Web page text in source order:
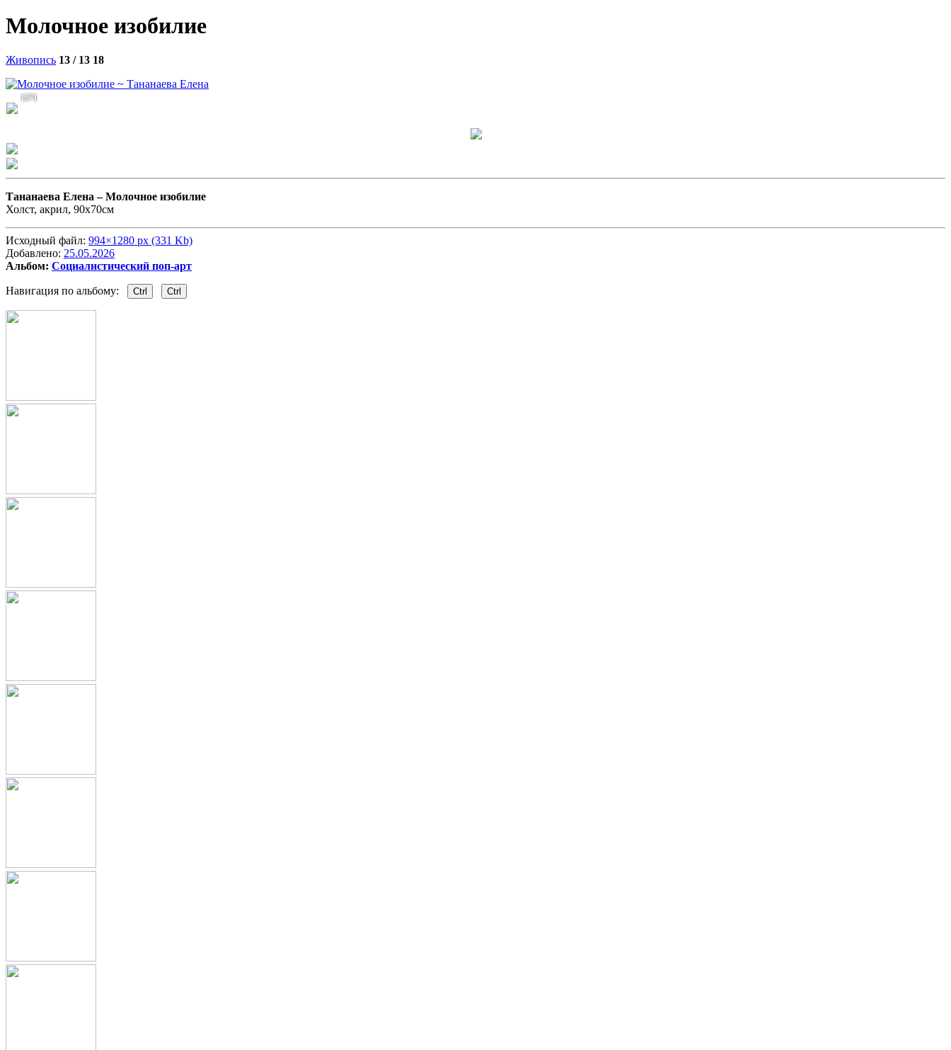
Молочное изобилие
Живопись 13 / 13 18
1271
Тананаева Елена –Молочное изобилие
Холст, акрил, 90х70см
Исходный файл: 994×1280 px (331 Kb)
Добавлено: 25.05.2026
Альбом: Социалистический поп-арт
Навигация по альбому: Ctrl Ctrl